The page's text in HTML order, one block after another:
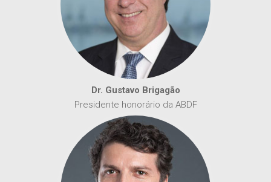
Dr. Gustavo Brigagão
Presidente honorário da ABDF